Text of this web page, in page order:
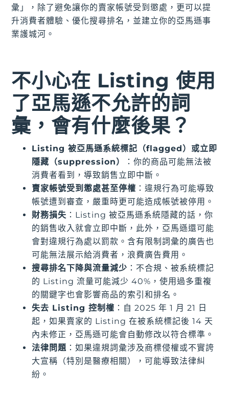
彙」，除了避免讓你的賣家帳號受到懲處，更可以提
升消費者體驗、優化搜尋排名，並建立你的亞馬遜事
業護城河。
不小心在 Listing 使用
了亞馬遜不允許的詞
彙，會有什麼後果？
Listing 被亞馬遜系統標記（flagged）或立即
隱藏（suppression）
：你的商品可能無法被
消費者看到，導致銷售立即中斷。
賣家帳號受到懲處甚至停權 ：違規行為可能導致
帳號遭到審查，嚴重時更可能造成帳號被停用。
財務損失 ：Listing 被亞馬遜系統隱藏的話，你
的銷售收入就會立即中斷，此外，亞馬遜還可能
會對違規行為處以罰款。含有限制詞彙的廣告也
可能無法展示給消費者，浪費廣告費用。
搜尋排名下降與流量減少 ：不合規、被系統標記
的 Listing 流量可能減少 40%，使用過多重複
的關鍵字也會影響商品的索引和排名。
失去 Listing 控制權 ：自 2025 年 1 月 21 日
起，如果賣家的 Listing 在被系統標記後 14 天
內未修正，亞馬遜可能會自動修改以符合標準。
法律問題 ：如果違規詞彙涉及商標侵權或不實誇
大宣稱（特別是醫療相關），可能導致法律糾
紛。